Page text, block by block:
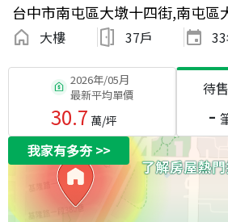
台中市南屯區大墩十四街,南屯區
大樓 37戶 33
2026年/05月
最新平均單價
30.7 萬/坪
待售
-
我家有多夯>>